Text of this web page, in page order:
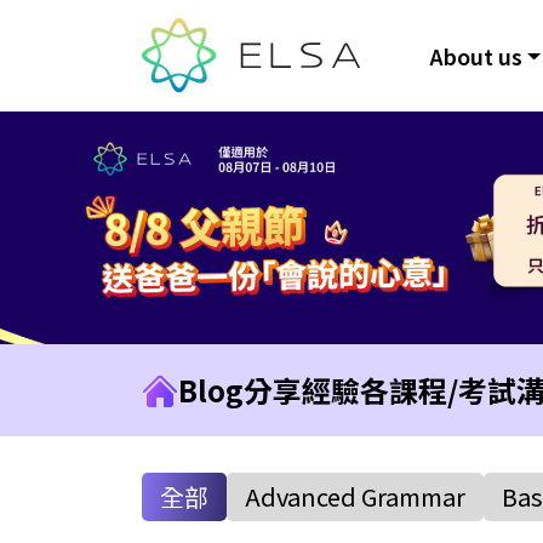
About us
Blog分享經驗各課程/考試
全部 Advanced Grammar